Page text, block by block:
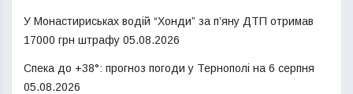
У Монастириськах водій “Хонди” за п’яну ДТП отримав
17000 грн штрафу 05.08.2026
Спека до +38°: прогноз погоди у Тернополі на 6 серпня
05.08.2026